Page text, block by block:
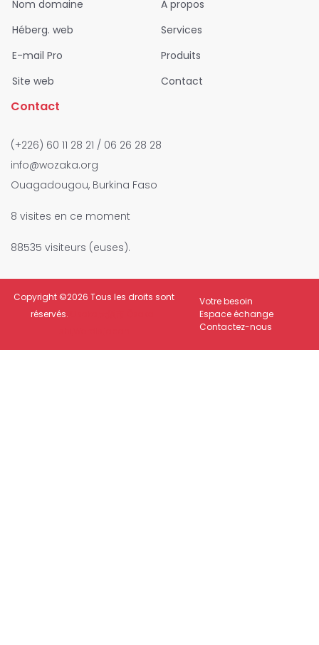
Nom domaine
A propos
Héberg. web
Services
E-mail Pro
Produits
Site web
Contact
Contact
(+226) 60 11 28 21 / 06 26 28 28
info@wozaka.org
Ouagadougou, Burkina Faso
8 visites en ce moment
88535 visiteurs (euses).
Copyright ©2026 Tous les droits sont
réservés.
Votre besoin
Espace échange
Contactez-nous